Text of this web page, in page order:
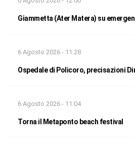
Giammetta (Ater Matera) su
6 Agosto 2026 - 11:28
Ospedale di Policoro, precisazioni
6 Agosto 2026 - 11:04
Torna il Metaponto beach festival